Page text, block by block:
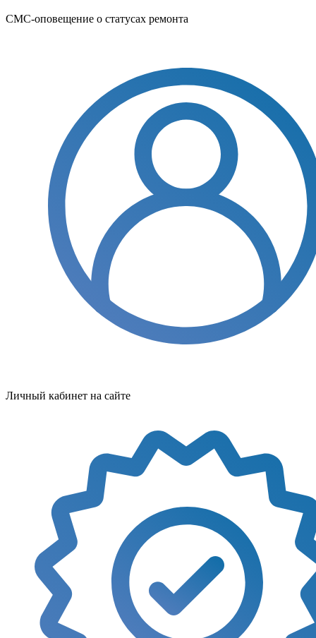
СМС-оповещение о статусах ремонта
Личный кабинет на сайте